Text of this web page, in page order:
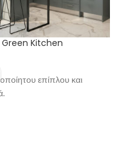
Green Kitchen
επίπλου και